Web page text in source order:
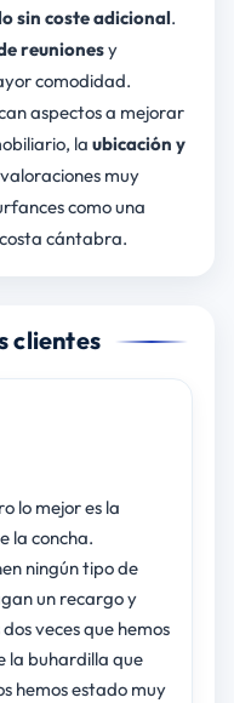
sin coste adicional.
reunionesy
comodidad.
aspectos a mejorar
la ubicación y
muy
como una
cántabra.
clientes
lo mejor es la
la concha.
ningún tipo de
un recargo y
veces que hemos
la buhardilla que
hemos estado muy